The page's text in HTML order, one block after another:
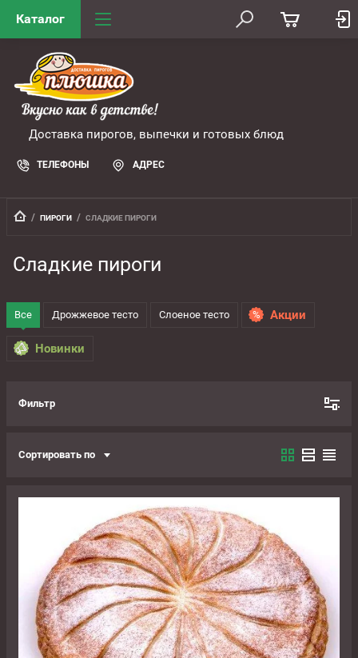
Каталог
Доставка пирогов, выпечки и готовых блюд
ТЕЛЕФОНЫ АДРЕС
  /
ПИРОГИ
  /
СЛАДКИЕ ПИРОГИ
Сладкие пироги
Все Дрожжевое тесто Слоеное тесто Акции
Новинки
Фильтр
Сортировать по